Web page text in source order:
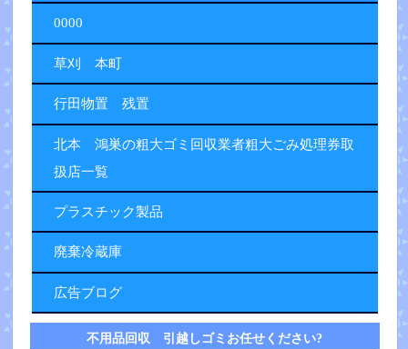
0000
草刈 本町
行田物置 残置
北本 鴻巣の粗大ゴミ回収業者粗大ごみ処理券取
扱店一覧
プラスチック製品
廃棄冷蔵庫
広告ブログ
不用品回収 引越しゴミお任せください?